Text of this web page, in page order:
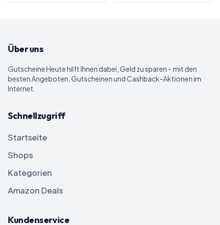
Über uns
Gutscheine Heutehilft Ihnen dabei, Geld zu sparen – mit den
besten Angeboten, Gutscheinen und Cashback-Aktionen im
Internet.
Schnellzugriff
Startseite
Shops
Kategorien
Amazon Deals
Kundenservice